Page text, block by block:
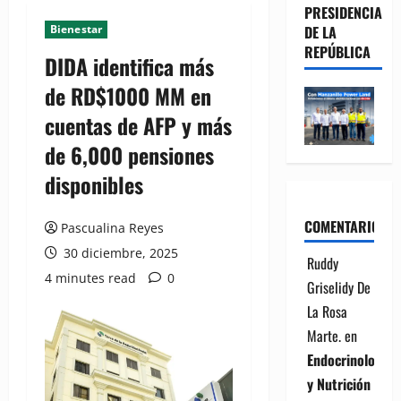
Bienestar
DIDA identifica más
de RD$1000 MM en
cuentas de AFP y más
de 6,000 pensiones
disponibles
Pascualina Reyes
30 diciembre, 2025
4 minutes read
0
PRESIDENCIA
DE LA
REPÚBLICA
COMENTARIOS
Ruddy
Griselidy De
La Rosa
Marte.en
Endocrinología
y Nutrición